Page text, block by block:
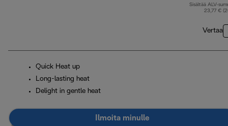
Sisältää ALV-
23,77 €
Vertaa
Quick Heat up
Long-lasting heat
Delight in gentle heat
Ilmoita minulle